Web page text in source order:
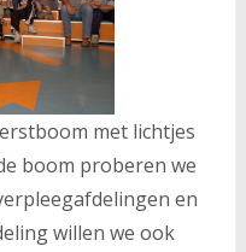
met lichtjes
boom proberen we
en
willen we ook